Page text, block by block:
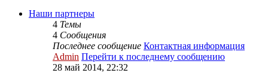
Наши партнеры
4 Темы
4 Сообщения
Последнее сообщение Контактная информация
Admin Перейти к последнему сообщению
28 май 2014, 22:32